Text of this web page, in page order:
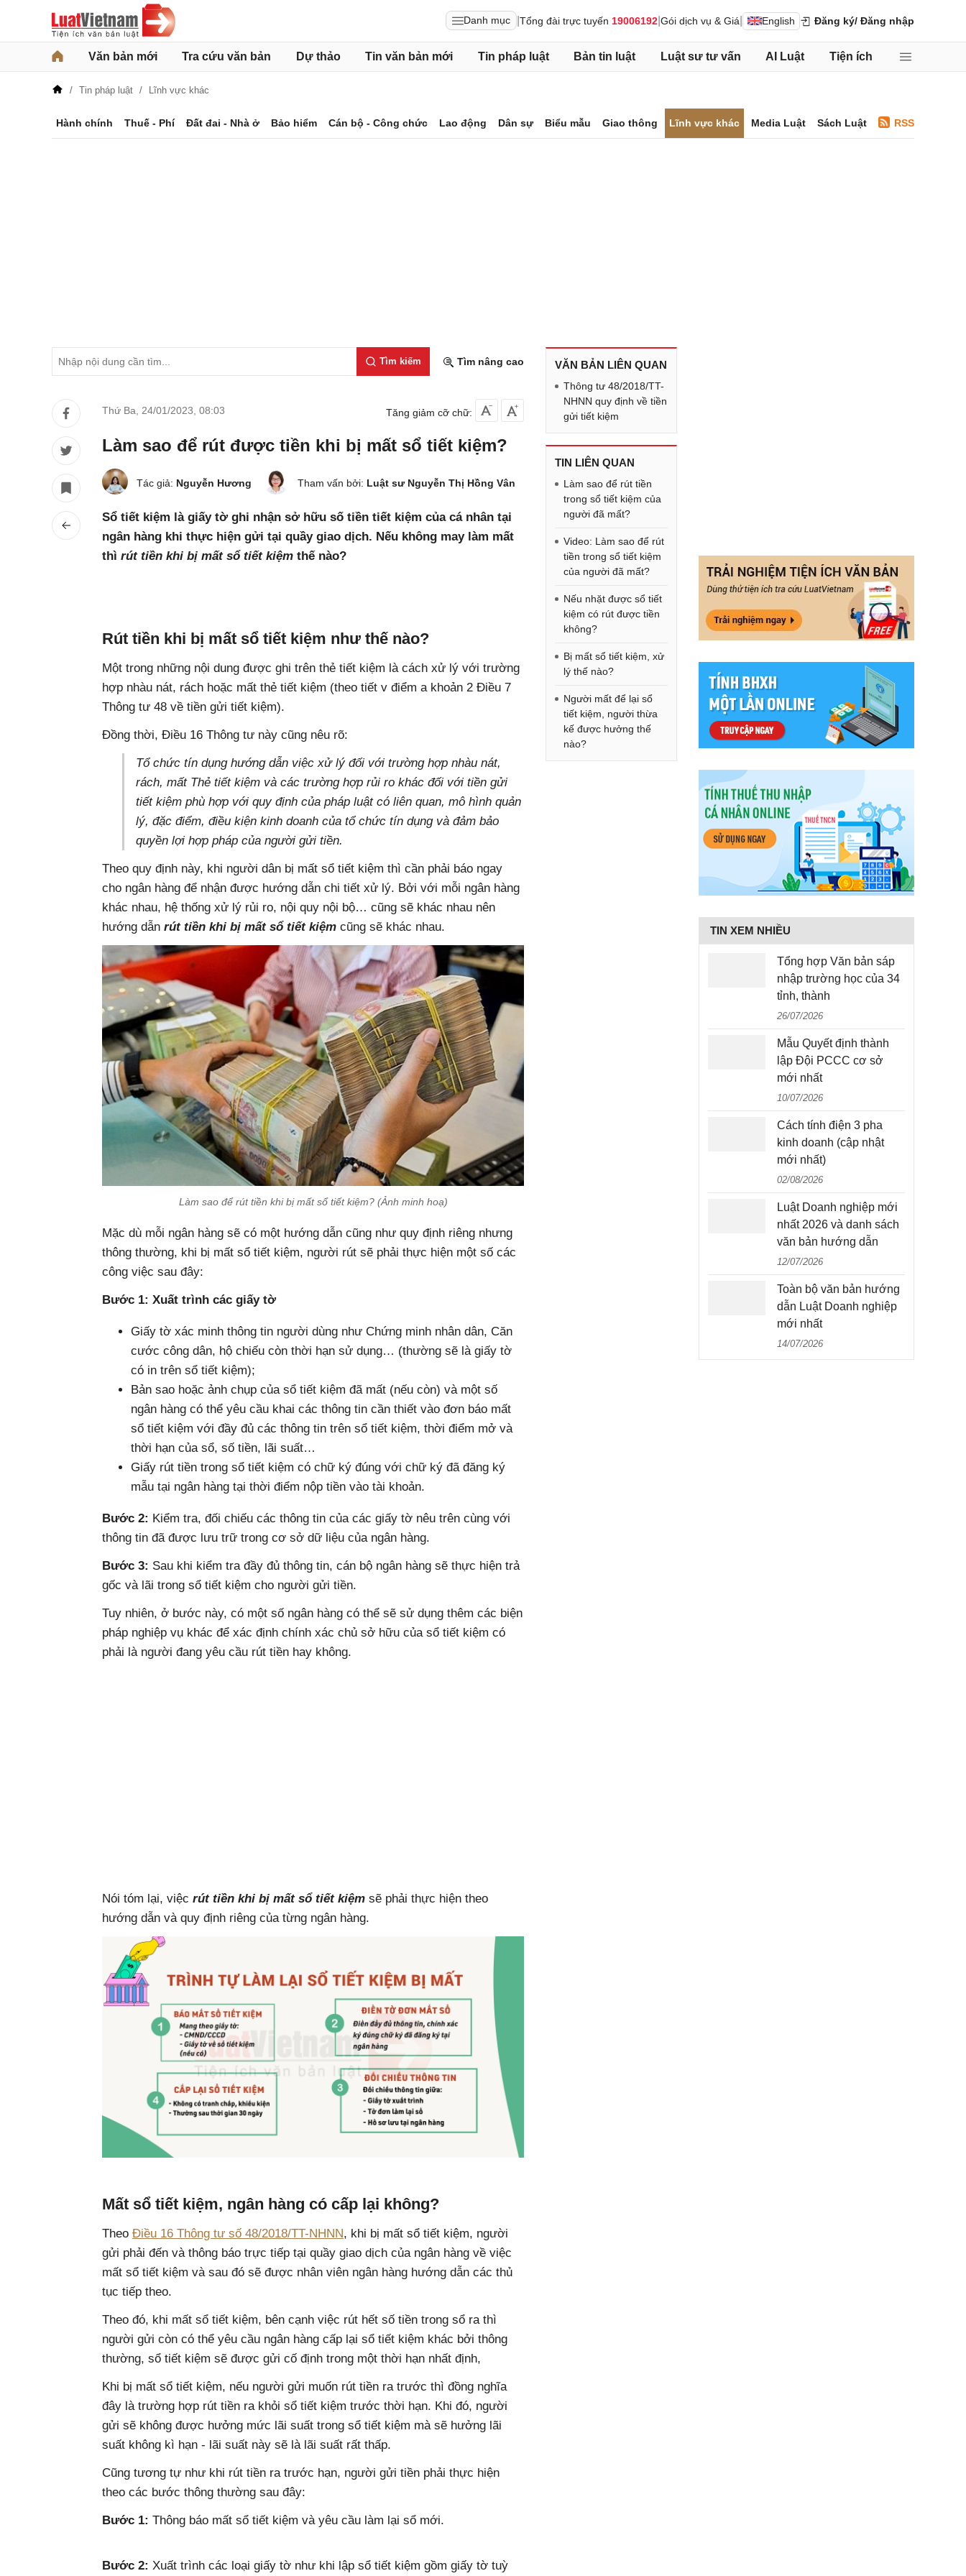
Danh mục Tổng đài trực tuyến 19006192 Gói dịch vụ & Giá English Đăng ký/ Đăng nhập
Văn bản mới Tra cứu văn bản Dự thảo Tin văn bản mới Tin pháp luật Bản tin luật Luật sư tư vấn AI Luật Tiện ích
Tin pháp luật Lĩnh vực khác
Hành chính Thuế - Phí Đất đai - Nhà ở Bảo hiểm Cán bộ - Công chức Lao động Dân sự Biểu mẫu Giao thông Lĩnh vực khác Media Luật Sách Luật RSS
Tìm kiếm Tìm nâng cao
Thứ Ba, 24/01/2023 08:03 Tăng giảm cỡ chữ:
Làm sao để rút được tiền khi bị mất sổ tiết kiệm?
Tác giả: Nguyễn Hương Tham vấn bởi: Luật sư Nguyễn Thị Hồng Vân
Sổ tiết kiệm là giấy tờ ghi nhận sở hữu số tiền tiết kiệm của cá nhân tại
ngân hàng khi thực hiện gửi tại quầy giao dịch. Nếu không may làm mất
thì rút tiền khi bị mất sổ tiết kiệm thế nào?
Rút tiền khi bị mất sổ tiết kiệm như thế nào?
Một trong những nội dung được ghi trên thẻ tiết kiệm là cách xử lý với trường
hợp nhàu nát, rách hoặc mất thẻ tiết kiệm (theo tiết v điểm a khoản 2 Điều 7
Thông tư 48 về tiền gửi tiết kiệm).
Đồng thời, Điều 16 Thông tư này cũng nêu rõ:
Tổ chức tín dụng hướng dẫn việc xử lý đối với trường hợp nhàu nát,
rách, mất Thẻ tiết kiệm và các trường hợp rủi ro khác đối với tiền gửi
tiết kiệm phù hợp với quy định của pháp luật có liên quan, mô hình quản
lý, đặc điểm, điều kiện kinh doanh của tổ chức tín dụng và đảm bảo
quyền lợi hợp pháp của người gửi tiền.
Theo quy định này, khi người dân bị mất sổ tiết kiệm thì cần phải báo ngay
cho ngân hàng để nhận được hướng dẫn chi tiết xử lý. Bởi với mỗi ngân hàng
khác nhau, hệ thống xử lý rủi ro, nội quy nội bộ… cũng sẽ khác nhau nên
hướng dẫn rút tiền khi bị mất sổ tiết kiệm cũng sẽ khác nhau.
Làm sao để rút tiền khi bị mất sổ tiết kiệm? (Ảnh minh hoạ)
Mặc dù mỗi ngân hàng sẽ có một hướng dẫn cũng như quy định riêng nhưng
thông thường, khi bị mất sổ tiết kiệm, người rút sẽ phải thực hiện một số các
công việc sau đây:
Bước 1: Xuất trình các giấy tờ
Giấy tờ xác minh thông tin người dùng như Chứng minh nhân dân, Căn
cước công dân, hộ chiếu còn thời hạn sử dụng… (thường sẽ là giấy tờ
có in trên sổ tiết kiệm);
Bản sao hoặc ảnh chụp của sổ tiết kiệm đã mất (nếu còn) và một số
ngân hàng có thể yêu cầu khai các thông tin cần thiết vào đơn báo mất
sổ tiết kiệm với đầy đủ các thông tin trên sổ tiết kiệm, thời điểm mở và
thời hạn của sổ, số tiền, lãi suất…
Giấy rút tiền trong sổ tiết kiệm có chữ ký đúng với chữ ký đã đăng ký
mẫu tại ngân hàng tại thời điểm nộp tiền vào tài khoản.
Bước 2: Kiểm tra, đối chiếu các thông tin của các giấy tờ nêu trên cùng với
thông tin đã được lưu trữ trong cơ sở dữ liệu của ngân hàng.
Bước 3: Sau khi kiểm tra đầy đủ thông tin, cán bộ ngân hàng sẽ thực hiện trả
gốc và lãi trong sổ tiết kiệm cho người gửi tiền.
Tuy nhiên, ở bước này, có một số ngân hàng có thể sẽ sử dụng thêm các biện
pháp nghiệp vụ khác để xác định chính xác chủ sở hữu của sổ tiết kiệm có
phải là người đang yêu cầu rút tiền hay không.
Nói tóm lại, việc rút tiền khi bị mất sổ tiết kiệm sẽ phải thực hiện theo
hướng dẫn và quy định riêng của từng ngân hàng.
Mất sổ tiết kiệm, ngân hàng có cấp lại không?
Theo Điều 16 Thông tư số 48/2018/TT-NHNN, khi bị mất sổ tiết kiệm, người
gửi phải đến và thông báo trực tiếp tại quầy giao dịch của ngân hàng về việc
mất sổ tiết kiệm và sau đó sẽ được nhân viên ngân hàng hướng dẫn các thủ
tục tiếp theo.
Theo đó, khi mất sổ tiết kiệm, bên cạnh việc rút hết số tiền trong sổ ra thì
người gửi còn có thể yêu cầu ngân hàng cấp lại sổ tiết kiệm khác bởi thông
thường, sổ tiết kiệm sẽ được gửi cố định trong một thời hạn nhất định,
Khi bị mất sổ tiết kiệm, nếu người gửi muốn rút tiền ra trước thì đồng nghĩa
đây là trường hợp rút tiền ra khỏi sổ tiết kiệm trước thời hạn. Khi đó, người
gửi sẽ không được hưởng mức lãi suất trong sổ tiết kiệm mà sẽ hưởng lãi
suất không kì hạn - lãi suất này sẽ là lãi suất rất thấp.
Cũng tương tự như khi rút tiền ra trước hạn, người gửi tiền phải thực hiện
theo các bước thông thường sau đây:
Bước 1: Thông báo mất sổ tiết kiệm và yêu cầu làm lại sổ mới.
Bước 2: Xuất trình các loại giấy tờ như khi lập sổ tiết kiệm gồm giấy tờ tuỳ
VĂN BẢN LIÊN QUAN
Thông tư 48/2018/TT-
NHNN quy định về tiền
gửi tiết kiệm
TIN LIÊN QUAN
Làm sao để rút tiền
trong sổ tiết kiệm của
người đã mất?
Video: Làm sao để rút
tiền trong sổ tiết kiệm
của người đã mất?
Nếu nhặt được sổ tiết
kiệm có rút được tiền
không?
Bị mất sổ tiết kiệm, xử
lý thế nào?
Người mất để lại sổ
tiết kiệm, người thừa
kế được hưởng thế
nào?
TIN XEM NHIỀU
Tổng hợp Văn bản sáp
nhập trường học của 34
tỉnh, thành
26/07/2026
Mẫu Quyết định thành
lập Đội PCCC cơ sở
mới nhất
10/07/2026
Cách tính điện 3 pha
kinh doanh (cập nhật
mới nhất)
02/08/2026
Luật Doanh nghiệp mới
nhất 2026 và danh sách
văn bản hướng dẫn
12/07/2026
Toàn bộ văn bản hướng
dẫn Luật Doanh nghiệp
mới nhất
14/07/2026